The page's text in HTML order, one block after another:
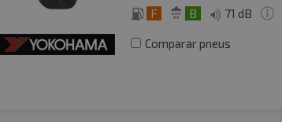
F B 71 dB
Comparar pneus